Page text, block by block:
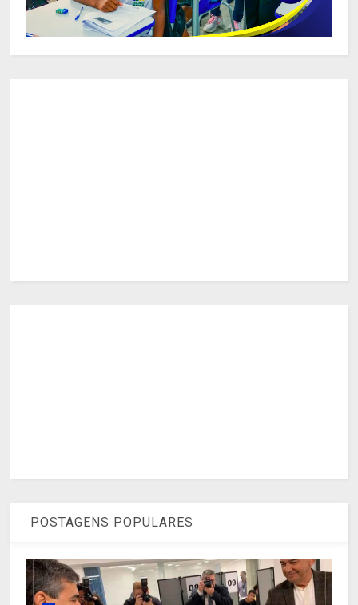
POSTAGENS POPULARES